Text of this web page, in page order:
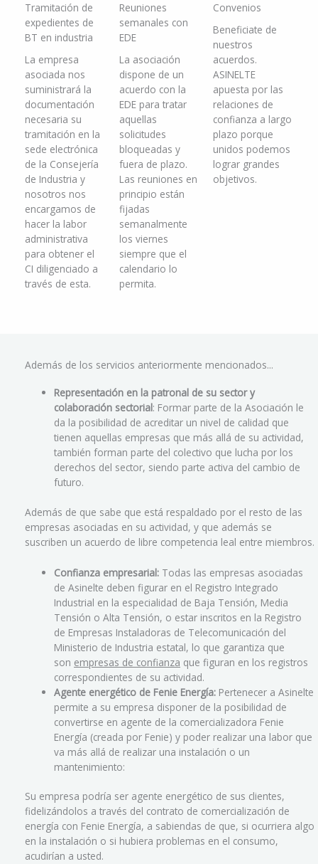
Tramitación de
expedientes de
BT en industria
La empresa
asociada nos
suministrará la
documentación
necesaria su
tramitación en la
sede electrónica
de la Consejería
de Industria y
nosotros nos
encargamos de
hacer la labor
administrativa
para obtener el
CI diligenciado a
través de esta.
Reuniones
semanales con
EDE
La asociación
dispone de un
acuerdo con la
EDE para tratar
aquellas
solicitudes
bloqueadas y
fuera de plazo.
Las reuniones en
principio están
fijadas
semanalmente
los viernes
siempre que el
calendario lo
permita.
Convenios
Beneficiate de
nuestros
acuerdos.
ASINELTE
apuesta por las
relaciones de
confianza a largo
plazo porque
unidos podemos
lograr grandes
objetivos.
Además de los servicios anteriormente mencionados...
Representación en la patronal de su sector y
colaboración sectorial: Formar parte de la Asociación le
da la posibilidad de acreditar un nivel de calidad que
tienen aquellas empresas que más allá de su actividad,
también forman parte del colectivo que lucha por los
derechos del sector, siendo parte activa del cambio de
futuro.
Además de que sabe que está respaldado por el resto de las
empresas asociadas en su actividad, y que además se
suscriben un acuerdo de libre competencia leal entre miembros.
Confianza empresarial: Todas las empresas asociadas
de Asinelte deben figurar en el Registro Integrado
Industrial en la especialidad de Baja Tensión, Media
Tensión o Alta Tensión, o estar inscritos en la Registro
de Empresas Instaladoras de Telecomunicación del
Ministerio de Industria estatal, lo que garantiza que
son empresas de confianza que figuran en los registros
correspondientes de su actividad.
Agente energético de Fenie Energía: Pertenecer a Asinelte
permite a su empresa disponer de la posibilidad de
convertirse en agente de la comercializadora Fenie
Energía (creada por Fenie) y poder realizar una labor que
va más allá de realizar una instalación o un
mantenimiento:
Su empresa podría ser agente energético de sus clientes,
fidelizándolos a través del contrato de comercialización de
energía con Fenie Energía, a sabiendas de que, si ocurriera algo
en la instalación o si hubiera problemas en el consumo,
acudirían a usted.